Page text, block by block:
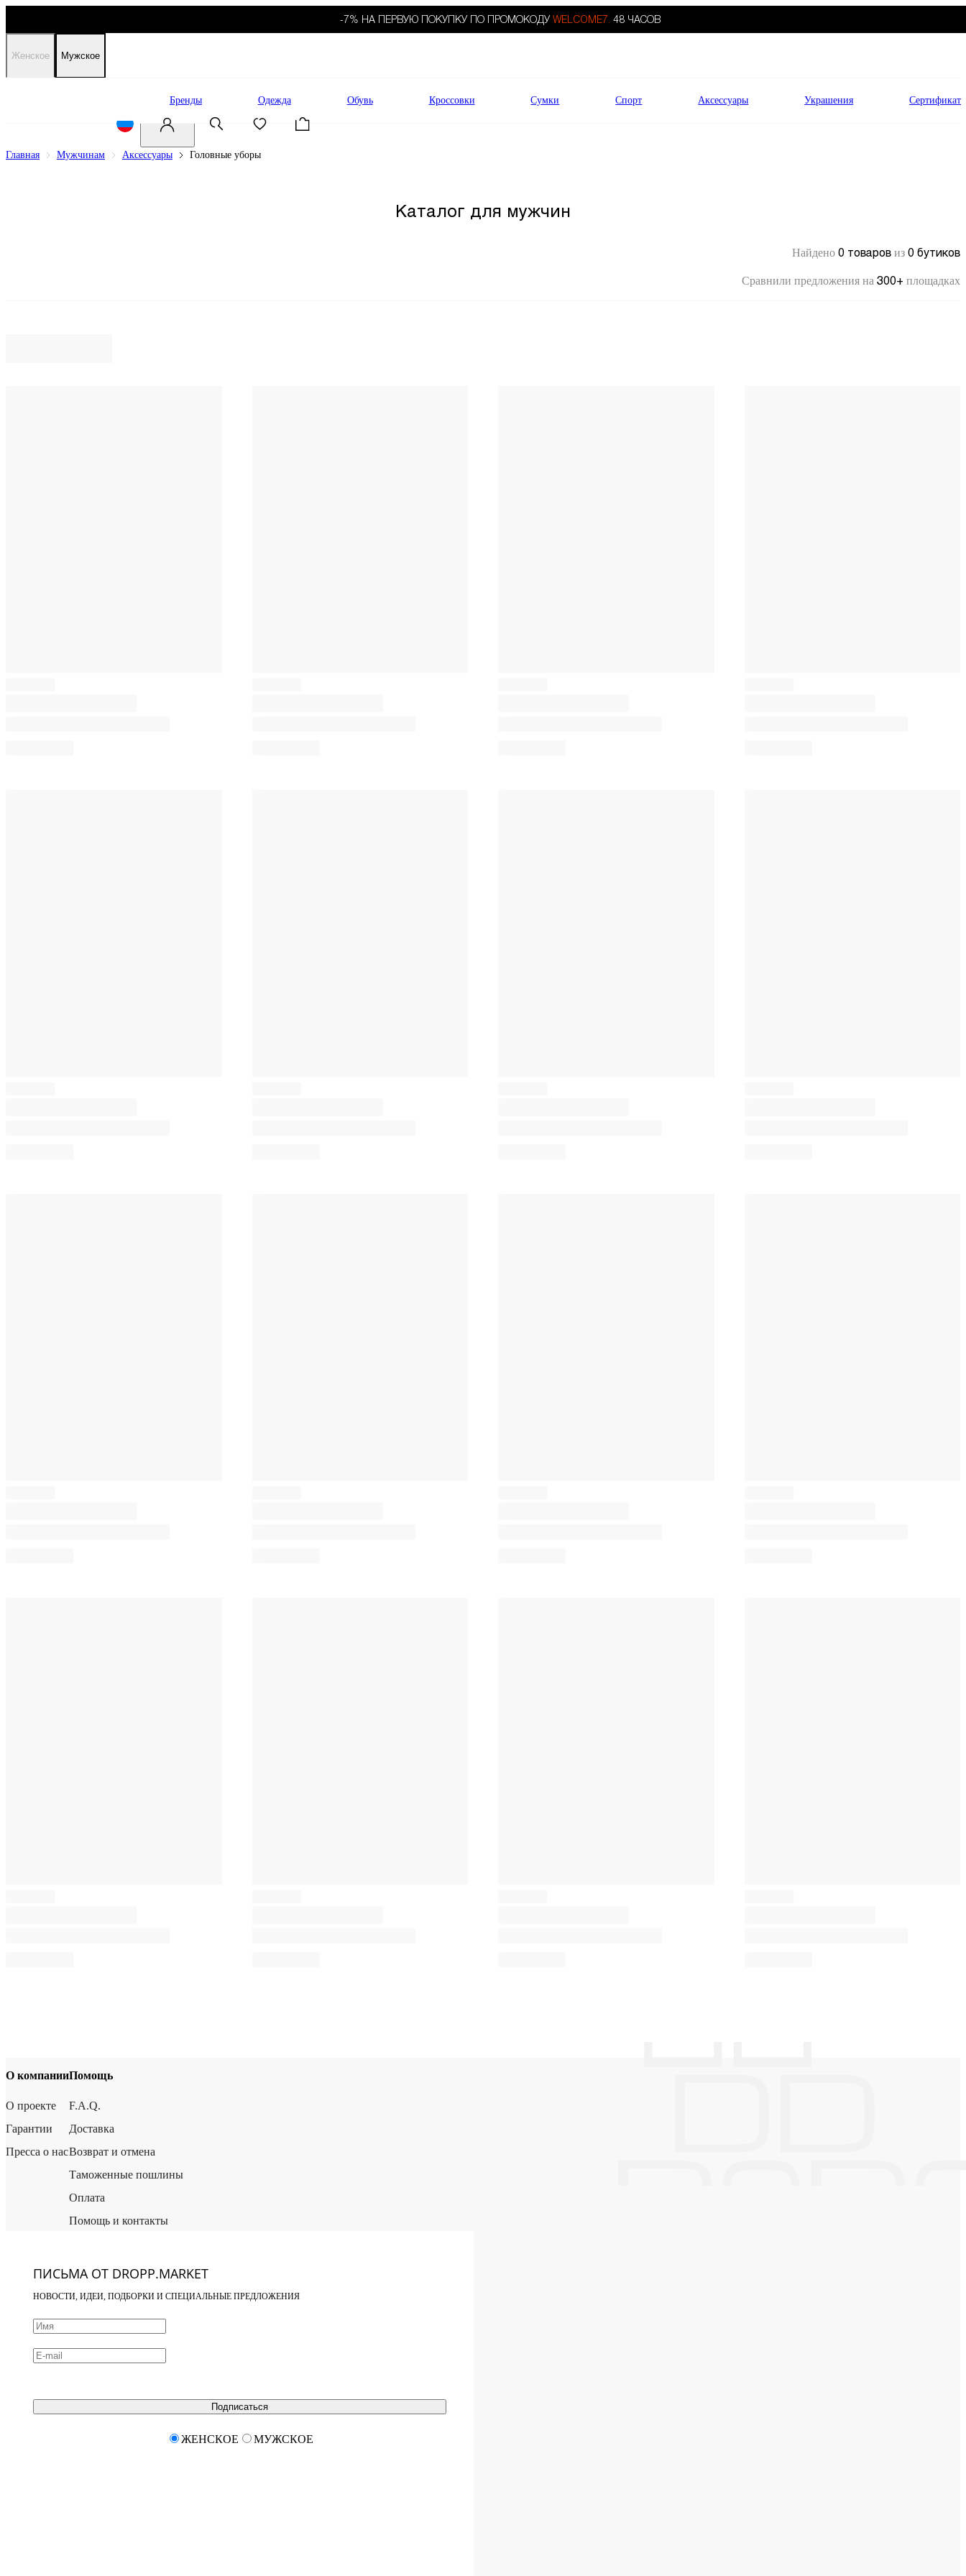
-7% НА ПЕРВУЮ ПОКУПКУ ПО ПРОМОКОДУ WELCOME7. 48 ЧАСОВ
Женское Мужское
Бренды Одежда Обувь Кроссовки Сумки Спорт Аксессуары Украшения Сертификат
Главная Мужчинам Аксессуары Головные уборы
Каталог для мужчин
Найдено 0 товаров из 0 бутиков
Сравнили предложения на 300+ площадках
О компании
О проекте
Гарантии
Пресса о нас
Помощь
F.A.Q.
Доставка
Возврат и отмена
Таможенные пошлины
Оплата
Помощь и контакты
ПИСЬМА ОТ DROPP.MARKET
НОВОСТИ, ИДЕИ, ПОДБОРКИ И СПЕЦИАЛЬНЫЕ ПРЕДЛОЖЕНИЯ
Подписаться
ЖЕНСКОЕ МУЖСКОЕ